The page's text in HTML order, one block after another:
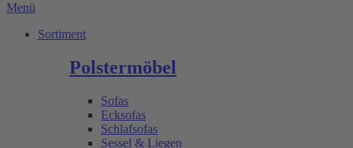
Menü
Sortiment
Polstermöbel
Sofas
Ecksofas
Schlafsofas
Sessel & Liegen